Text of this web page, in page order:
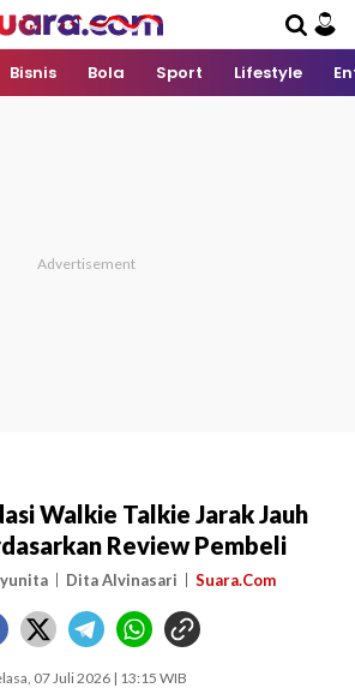
Bisnis Bola Sport Lifestyle
Walkie Talkie Jarak Jauh
Review Pembeli
Dita Alvinasari Suara.Com
07 Juli 2026 | 13:15 WIB